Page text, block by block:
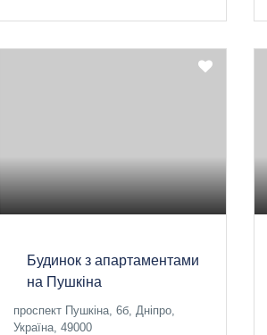
Будинок з апартаментами
на Пушкіна
проспект Пушкіна, 6б, Дніпро,
Україна, 49000